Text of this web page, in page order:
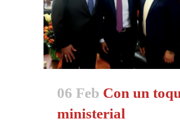
06 Feb Con un
ministerial